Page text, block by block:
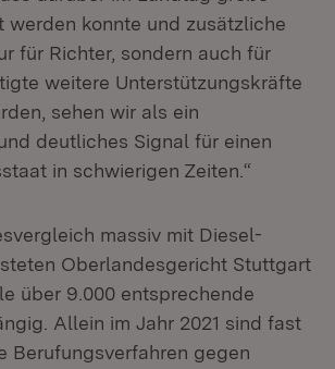
werden konnte und zusätzliche
für Richter, sondern auch für
weitere Unterstützungskräfte
sehen wir als ein
deutliches Signal für einen
in schwierigen Zeiten.“
massiv mit Diesel-
Oberlandesgericht Stuttgart
über 9.000 entsprechende
Allein im Jahr 2021 sind fast
Berufungsverfahren gegen